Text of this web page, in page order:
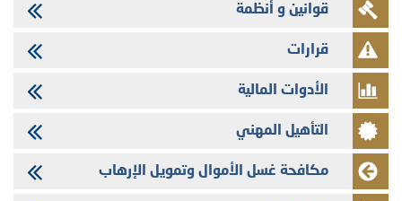
شركات التمويل
29/07/2026
تهنئة بمناسبة عيد العرش المجيد
29/07/2026
تنشر الهيئة المغربية لسوق الرساميل العدد الرابع عشر من مجلة سوق الرساميل
28/07/2026
Med Paper - تجاوز حد المساهمة 5%
24/07/2026
قوانين و أنظمة
قرارات
الأدوات المالية
التأهيل المهني
مكافحة غسل الأموال وتمويل الإرهاب